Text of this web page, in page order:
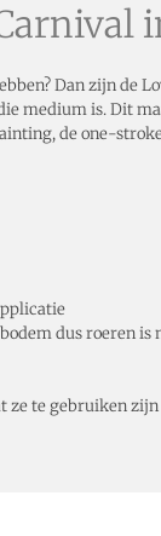
Dan zijn de
medium is. Dit
de one-
dus roeren is
ze te gebruiken